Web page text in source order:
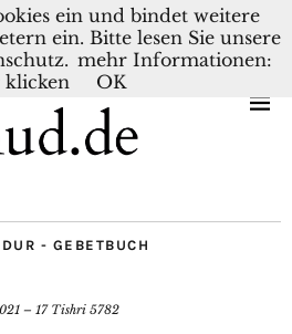
DEUTSCH NEDERLANDS
- GEBETBUCH
– 17 Tishri 5782
ein und bindet weitere
ein. Bitte lesen Sie unsere
mehr Informationen:
klicken
OK